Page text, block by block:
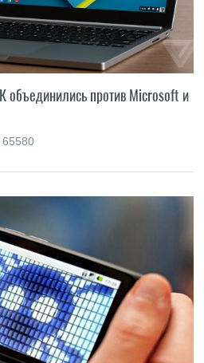
объединились против Microsoft и